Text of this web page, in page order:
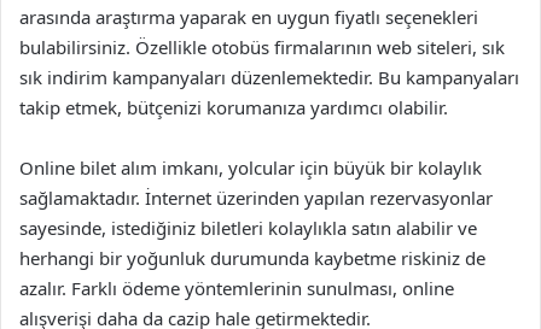
arasında araştırma yaparak en uygun fiyatlı seçenekleri
bulabilirsiniz. Özellikle otobüs firmalarının web siteleri, sık
sık indirim kampanyaları düzenlemektedir. Bu kampanyaları
takip etmek, bütçenizi korumanıza yardımcı olabilir.
Online bilet alım imkanı, yolcular için büyük bir kolaylık
sağlamaktadır. İnternet üzerinden yapılan rezervasyonlar
sayesinde, istediğiniz biletleri kolaylıkla satın alabilir ve
herhangi bir yoğunluk durumunda kaybetme riskiniz de
azalır. Farklı ödeme yöntemlerinin sunulması, online
alışverişi daha da cazip hale getirmektedir.